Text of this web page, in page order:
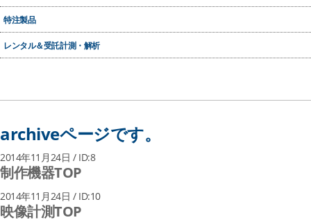
特注製品
レンタル＆受託計測・解析
archiveページです。
2014年11月24日 / ID:8
制作機器TOP
2014年11月24日 / ID:10
映像計測TOP